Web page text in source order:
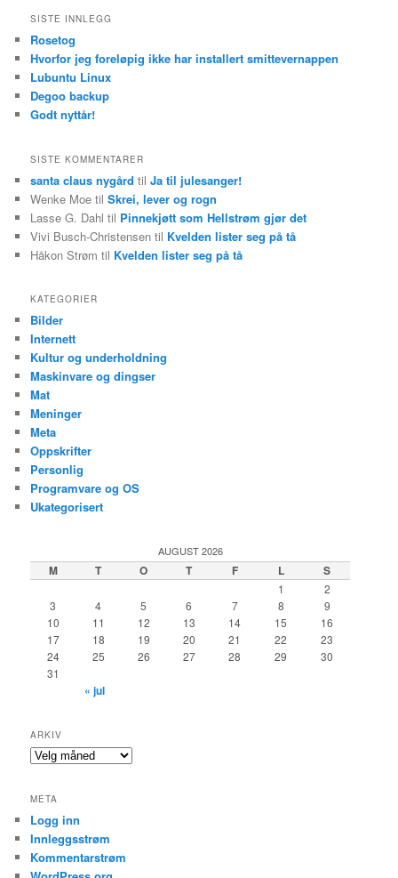
SISTE INNLEGG
Rosetog
Hvorfor jeg foreløpig ikke har installert smittevernappen
Lubuntu Linux
Degoo backup
Godt nyttår!
SISTE KOMMENTARER
santa claus nygård tilJa til julesanger!
Wenke Moe tilSkrei, lever og rogn
Lasse G. Dahl til Pinnekjøtt som Hellstrøm gjør det
Vivi Busch-Christensen til Kvelden lister seg på tå
Håkon Strøm til Kvelden lister seg på tå
KATEGORIER
Bilder
Internett
Kultur og underholdning
Maskinvare og dingser
Mat
Meninger
Meta
Oppskrifter
Personlig
Programvare og OS
Ukategorisert
AUGUST 2026
M T O T F L S
1
2
3
4 5 6 7 8
9
10
11 12 13 14 15
16
17
18 19 20 21 22
23
24
25 26 27 28 29
30
31
« jul
ARKIV
Arkiv
META
Logg inn
Innleggsstrøm
Kommentarstrøm